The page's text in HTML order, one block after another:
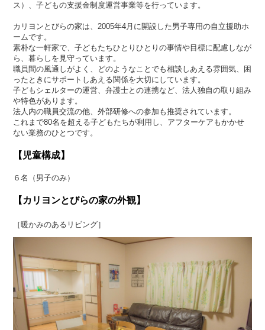
ス）、子どもの支援金制度運営事業等を行っています。
カリヨンとびらの家は、2005年4月に開設した男子専用の自立援助ホ
ームです。
素朴な一軒家で、子どもたちひとりひとりの事情や目標に配慮しなが
ら、暮らしを見守っています。
職員間の風通しがよく、どのようなことでも相談しあえる雰囲気、困
ったときにサポートしあえる関係を大切にしています。
子どもシェルターの運営、弁護士との連携など、法人独自の取り組み
や特色があります。
法人内の職員交流の他、外部研修への参加も推奨されています。
これまで80名を超える子どもたちが利用し、アフターケアもかかせ
ない業務のひとつです。
【児童構成】
６名（男子のみ）
【カリヨンとびらの家の外観】
［暖かみのあるリビング］